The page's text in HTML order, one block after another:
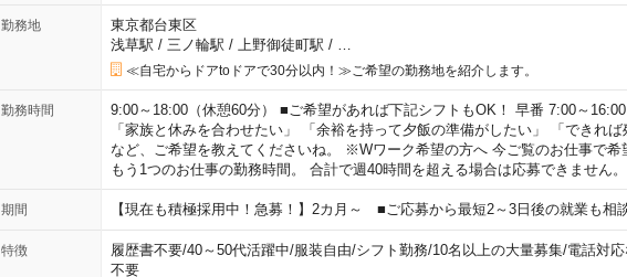
勤務地
東京都台東区
浅草駅 / 三ノ輪駅 / 上野御徒町駅 /
≪自宅からドアtoドアで30分以内！≫ご希望の勤務地を紹介します。
勤務時間
9:00～18:00（休憩60分） ■ご希望があれば下記シフトもOK！ 早番 7:00～
「家族と休みを合わせたい」 「余裕を持って夕飯の準備がしたい」 「できれ
など、ご希望を教えてくださいね。 ※Wワーク希望の方へ 今ご覧のお仕事で希
もう1つのお仕事の勤務時間。 合計で週40時間を超える場合は応募できません。
期間 【現在も積極採用中！急募！】2カ月～ ■ご応募から最短2～3日後の就業も相
特徴 履歴書不要/40～50代活躍中/服装自由/シフト勤務/10名以上の大量募集/電話対
不要